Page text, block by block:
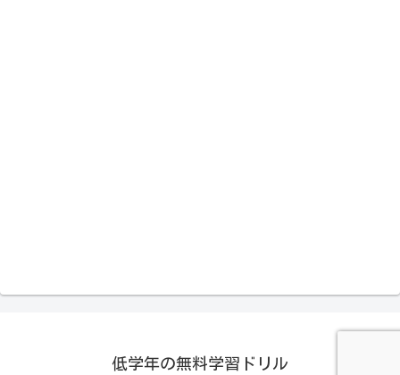
低学年の無料学習ドリル